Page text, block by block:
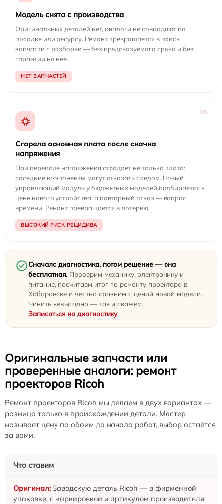
Модель снята с производства
Оригинальных деталей нет, аналоги не совпадают по
посадке или ресурсу. Ремонт превращается в поиск
запчасти с разборки — без предсказуемого срока и без
гарантии на неё.
НЕТ ЗАПЧАСТЕЙ
05
Сгорела основная плата после скачка
напряжения
При перепаде напряжения страдает не только плата:
соседние компоненты могут отказать следом. Новый
управляющий модуль у бюджетных моделей подбирается к
цене нового устройства, а повторный отказ — вопрос
времени. Ремонт превращается в лотерею.
ВЫСОКИЙ РИСК РЕЦИДИВА
Сначала диагностика, потом решение — она
бесплатная. Проверим механику, электронику и
питание, посчитаем итог по ремонту проектора в
Хабаровске и честно сравним с ценой новой модели.
Чинить невыгодно — так и скажем.
Записаться на диагностику
Оригинальные запчасти или
проверенные аналоги: ремонт
проекторов Ricoh
Ремонт проекторов Ricoh мы делаем в двух вариантах —
разница только в происхождении детали. Мастер
называет цену по обоим до начала работ, выбор остаётся
за вами.
Что ставим
Заводскую деталь Ricoh — в фирменной
упаковке, с маркировкой и артикулом производителя